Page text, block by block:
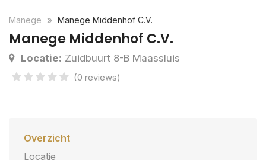
Manege Manege Middenhof C.V.
Manege Middenhof C.V.
Locatie: Zuidbuurt 8-B Maassluis
(0 reviews)
Overzicht
Locatie